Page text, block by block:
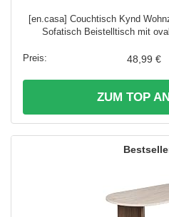
[en.casa] Couchtisch Kynd
Sofatisch Beistelltisch mit
48,99 €
ZUM TOP